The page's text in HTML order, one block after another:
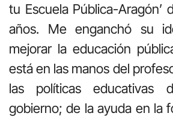
tu Escuela Pública-Aragón’
años. Me enganchó su
mejorar la educación
está en las manos del
las políticas
gobierno; de la ayuda en la